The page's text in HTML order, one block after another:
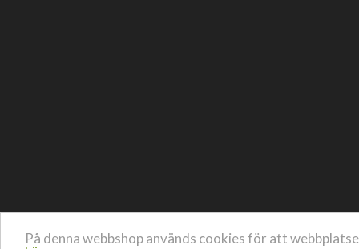
På denna webbshop används cookies för att